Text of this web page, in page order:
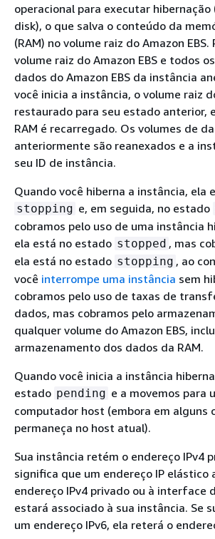
operacional para executar
disk), o que salva o conteúdo da
(RAM) no volume raiz do Amazon
volume raiz do Amazon EBS e todos
dados do Amazon EBS da instância
você inicia a instância, o volume raiz
restaurado para seu estado anterior,
RAM é recarregado. Os volumes de
anteriormente são reanexados e a
seu ID de instância.
Quando você hiberna a instância, ela
stopping e, em seguida, no estado
cobramos pelo uso de uma instância
ela está no estado stopped , mas
ela está no estado stopping , ao
você interrompe uma instância sem
cobramos pelo uso de taxas de
dados, mas cobramos pelo
qualquer volume do Amazon EBS,
armazenamento dos dados da RAM.
Quando você inicia a instância
estado pending e a movemos para
computador host (embora em alguns
permaneça no host atual).
Sua instância retém o endereço IPv4
significa que um endereço IP elástico
endereço IPv4 privado ou à interface
estará associado à sua instância. Se
um endereço IPv6, ela reterá o